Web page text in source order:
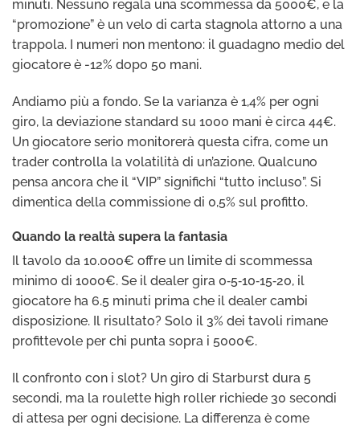
minuti. Nessuno regala una scommessa da 5000€, e la
“promozione” è un velo di carta stagnola attorno a una
trappola. I numeri non mentono: il guadagno medio del
giocatore è -12% dopo 50 mani.
Andiamo più a fondo. Se la varianza è 1,4% per ogni
giro, la deviazione standard su 1000 mani è circa 44€.
Un giocatore serio monitorerà questa cifra, come un
trader controlla la volatilità di un’azione. Qualcuno
pensa ancora che il “VIP” significhi “tutto incluso”. Si
dimentica della commissione di 0,5% sul profitto.
Quando la realtà supera la fantasia
Il tavolo da 10.000€ offre un limite di scommessa
minimo di 1000€. Se il dealer gira 0‑5‑10‑15‑20, il
giocatore ha 6.5 minuti prima che il dealer cambi
disposizione. Il risultato? Solo il 3% dei tavoli rimane
profittevole per chi punta sopra i 5000€.
Il confronto con i slot? Un giro di Starburst dura 5
secondi, ma la roulette high roller richiede 30 secondi
di attesa per ogni decisione. La differenza è come